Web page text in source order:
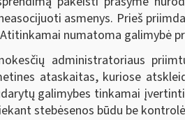
asmenys. Prieš
numatoma galimybė
administratoriaus
ataskaitas, kuriose
galimybes tinkamai
stebėsenos būdu be